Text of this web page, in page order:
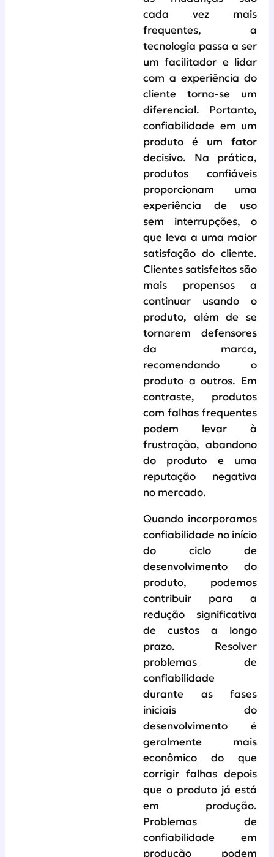
cada vez mais
frequentes, a
tecnologia passa a ser
um facilitador e lidar
com a experiência do
cliente torna-se um
diferencial. Portanto,
confiabilidade em um
produto é um fator
decisivo. Na prática,
produtos confiáveis
proporcionam uma
experiência de uso
sem interrupções, o
que leva a uma maior
satisfação do cliente.
Clientes satisfeitos são
mais propensos a
continuar usando o
produto, além de se
tornarem defensores
da marca,
recomendando o
produto a outros. Em
contraste, produtos
com falhas frequentes
podem levar à
frustração, abandono
do produto e uma
reputação negativa
no mercado.
Quando incorporamos
confiabilidade no início
do ciclo de
desenvolvimento do
produto, podemos
contribuir para a
redução significativa
de custos a longo
prazo. Resolver
problemas de
confiabilidade
durante as fases
iniciais do
desenvolvimento é
geralmente mais
econômico do que
corrigir falhas depois
que o produto já está
em produção.
Problemas de
confiabilidade em
produção podem